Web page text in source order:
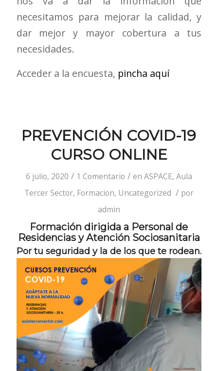
necesitamos para mejorar la calidad, y
dar mejor y mayor cobertura a tus
necesidades.
Acceder a la encuesta, pincha aquí
PREVENCIÓN COVID-19
CURSO ONLINE
6 julio, 2020 / 1 Comentario / en ASPACE, Aula
Tercer Sector, Formacion, Uncategorized / por
admin
Formación dirigida a Personal de
Residencias y Atención Sociosanitaria
Por tu seguridad y la de los que te rodean.